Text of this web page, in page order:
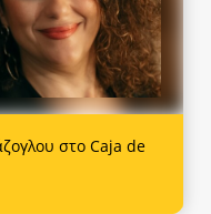
στο Caja de